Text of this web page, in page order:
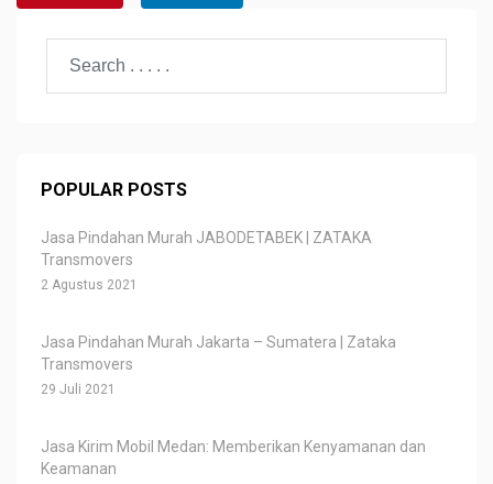
POPULAR POSTS
Jasa Pindahan Murah JABODETABEK | ZATAKA
Transmovers
2 Agustus 2021
Jasa Pindahan Murah Jakarta – Sumatera | Zataka
Transmovers
29 Juli 2021
Jasa Kirim Mobil Medan: Memberikan Kenyamanan dan
Keamanan